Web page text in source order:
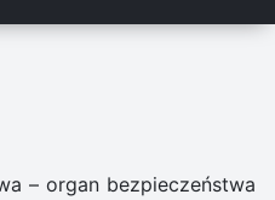
– organ bezpieczeństwa